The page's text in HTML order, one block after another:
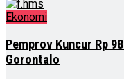
Ekonomi
Pemprov Kuncur Rp
Gorontalo